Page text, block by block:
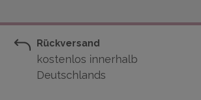
Rückversand
kostenlos innerhalb
Deutschlands